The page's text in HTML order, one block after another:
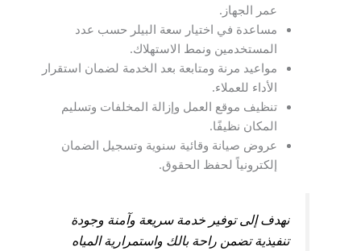
عمر الجهاز.
مساعدة في اختيار سعة البيلر حسب عدد
المستخدمين ونمط الاستهلاك.
مواعيد مرنة ومتابعة بعد الخدمة لضمان استقرار
الأداء للعملاء.
تنظيف موقع العمل وإزالة المخلفات وتسليم
المكان نظيفًا.
عروض صيانة وقائية سنوية وتسجيل الضمان
إلكترونياً لحفظ الحقوق.
نهدف إلى توفير خدمة سريعة وآمنة وجودة
تنفيذية تضمن راحة بالك واستمرارية المياه